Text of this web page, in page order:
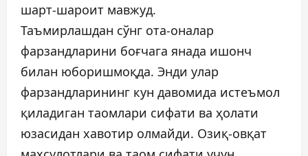
шарт-шароит мавжуд.
Таъмирлашдан сўнг ота-оналар
фарзандларини боғчага янада ишонч
билан юборишмоқда. Энди улар
фарзандларининг кун давомида истеъмол
қиладиган таомлари сифати ва ҳолати
юзасидан хавотир олмайди. Озиқ-овқат